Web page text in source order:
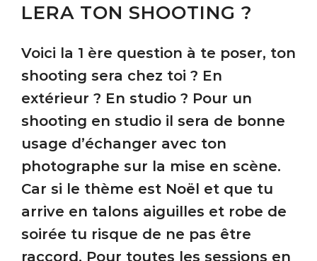
LERA TON SHOOTING ?
Voici la 1 ère question à te poser, ton
shooting sera chez toi ? En
extérieur ? En studio ? Pour un
shooting en studio il sera de bonne
usage d’échanger avec ton
photographe sur la mise en scène.
Car si le thème est Noël et que tu
arrive en talons aiguilles et robe de
soirée tu risque de ne pas être
raccord. Pour toutes les sessions en